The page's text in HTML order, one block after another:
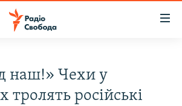
наш!» Чехи у
тролять російські